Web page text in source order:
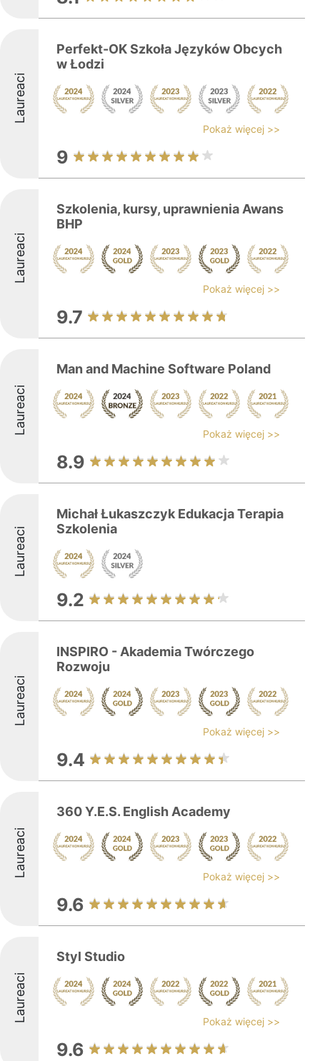
Laureaci
Perfekt-OK Szkoła Języków Obcych
w Łodzi
Pokaż więcej >>
9
Laureaci
Szkolenia, kursy, uprawnienia Awans
BHP
Pokaż więcej >>
9.7
Laureaci
Man and Machine Software Poland
Pokaż więcej >>
8.9
Laureaci
Michał Łukaszczyk Edukacja Terapia
Szkolenia
9.2
Laureaci
INSPIRO - Akademia Twórczego
Rozwoju
Pokaż więcej >>
9.4
Laureaci
360 Y.E.S. English Academy
Pokaż więcej >>
9.6
Laureaci
Styl Studio
Pokaż więcej >>
9.6